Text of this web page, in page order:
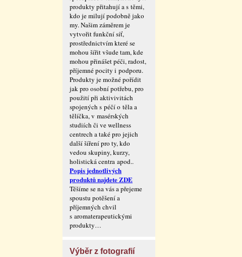
produkty přitahují a s těmi,
kdo je milují podobně jako
my. Našim záměrem je
vytvořit funkční síť,
prostřednictvím které se
mohou šířit všude tam, kde
mohou přinášet péči, radost,
příjemné pocity i podporu.
Produkty je možné pořídit
jak pro osobní potřebu, pro
použití při aktivivitách
spojených s péčí o těla a
tělíčka, v masérských
studiích či ve wellness
centrech a také pro jejich
další šíření pro ty, kdo
vedou skupiny, kurzy,
holistická centra apod..
Popis jednotlivých
produktů najdete ZDE
Těšíme se na vás a přejeme
spoustu potěšení a
příjemných chvil
s aromaterape­utickými
produkty…
Výběr z fotografií